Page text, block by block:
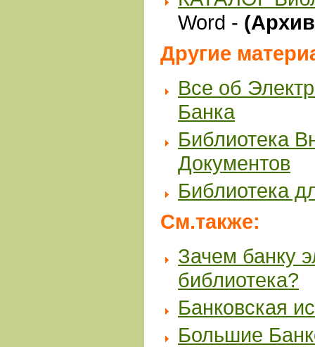
Word -
Другие
Все об
Банка
Библиотека
Документов
Библиотека
См.также:
Зачем банку
библиотека?
Банковская
Большие